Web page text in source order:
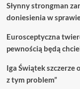
Słynny strongman
doniesienia w
Eurosceptyczna
pewnością będą
Iga Świątek szczerze
z tym problem”